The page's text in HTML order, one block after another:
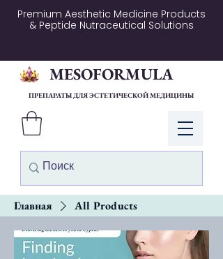
Premium Aesthetic Medicine Products
& Peptide Nutraceutical Solutions
Войти
MESOFORMULA
ПРЕПАРАТЫ ДЛЯ ЭСТЕТИЧЕСКОЙ МЕДИЦИНЫ
Главная All Products